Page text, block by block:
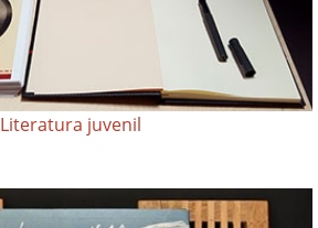
Literatura juvenil